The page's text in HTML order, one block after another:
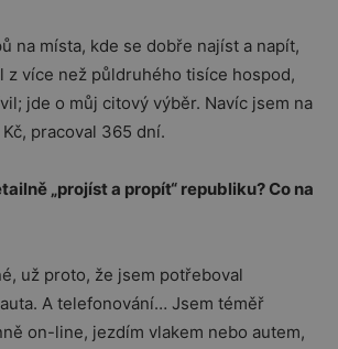
na místa, kde se dobře najíst a napít,
z více než půldruhého tisíce hospod,
jde o můj citový výběr. Navíc jsem na
pracoval 365 dní.
„projíst a propít“ republiku? Co na
už proto, že jsem potřeboval
A telefonování… Jsem téměř
on-line, jezdím vlakem nebo autem,